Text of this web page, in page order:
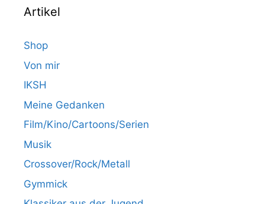
Artikel
Shop
Von mir
IKSH
Meine Gedanken
Film/Kino/Cartoons/Serien
Musik
Crossover/Rock/Metall
Gymmick